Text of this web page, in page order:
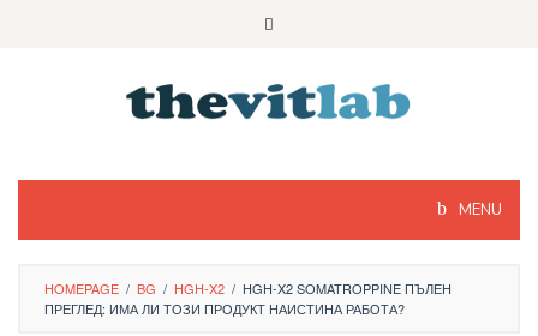
MENU
HOMEPAGE / BG / HGH-X2 / HGH-X2 SOMATROPPINE ПЪЛЕН
ПРЕГЛЕД: ИМА ЛИ ТОЗИ ПРОДУКТ НАИСТИНА РАБОТА?